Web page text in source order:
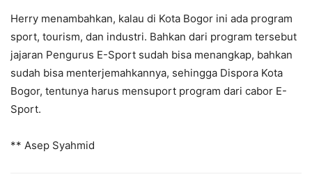
Herry menambahkan, kalau di Kota Bogor ini ada program
sport, tourism, dan industri. Bahkan dari program tersebut
jajaran Pengurus E-Sport sudah bisa menangkap, bahkan
sudah bisa menterjemahkannya, sehingga Dispora Kota
Bogor, tentunya harus mensuport program dari cabor E-
Sport.
** Asep Syahmid